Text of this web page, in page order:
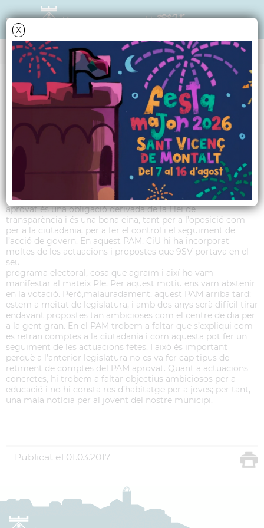
X
TRIBUNA POLÍTICA
Article 9 SV - Març
2017
En el darrer ple es va aprovar el Pla d’Actuació Municipal
(PAM). El PAM és el full de ruta amb els objectius que es
proposa assolir el govern durant la legislatura. Tenir el PAM
aprovat és una obligació derivada de la Llei de
transparència i és una bona eina, tant per a l’oposició com
per a la ciutadania, per a fer el control i el seguiment de
l’acció de govern. En aquest PAM, CiU hi ha incorporat
moltes de les actuacions i propostes que 9SV portava en el
seu
programa electoral, cosa que agraïm i així ho vam
manifestar al mateix Ple. Per aquest motiu ens vam abstenir
en la votació. Però,malauradament, aquest PAM arriba tard;
estem a meitat de legislatura, i amb dos anys serà difícil tirar
endavant propostes tan ambicioses com el centre de dia per
a la gent gran. En el PAM trobem a faltar que s’expliqui com
es retran comptes a la ciutadania i com aquesta pot fer un
seguiment de les actuacions fetes. I això és important
perquè a l’anterior legislatura no es va fer cap tipus de
retiment de comptes del PAM aprovat. Quant a actuacions
concretes, hi trobem a faltar objectius ambiciosos per a
educació i no hi consta res d’habitatge per a joves; per tant,
una mala notícia per al jovent del nostre municipi.
Publicat el 01.03.2017